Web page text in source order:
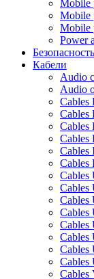
Mobile
Mobile
Mobile
Power
Безопасность
Кабели
Audio
Audio
Cables
Cables
Cables
Cables
Cables
Cables
Cables
Cables
Cables
Cables
Cables